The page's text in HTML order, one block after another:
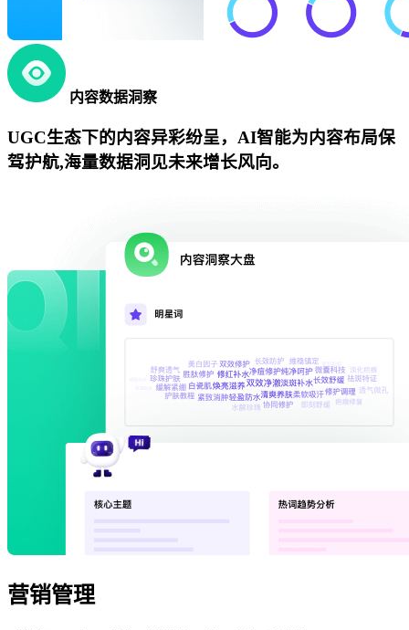
内容数据洞察
UGC生态下的内容异彩纷呈，AI智能为内容布局保
驾护航,海量数据洞见未来增长风向。
营销管理